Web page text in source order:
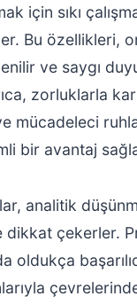
için sıkı
Bu özellikleri,
ve saygı
zorluklarla
mücadeleci
bir avantaj
analitik
dikkat çekerler.
oldukça